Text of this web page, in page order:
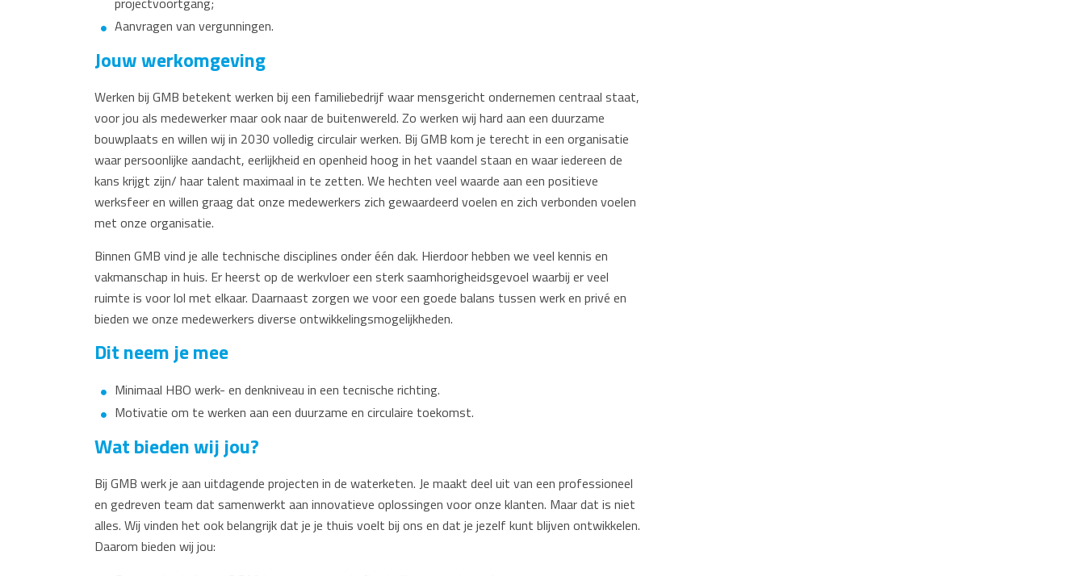
Aanvragen van vergunningen.
Jouw werkomgeving
Werken bij GMB betekent werken bij een familiebedrijf waar mensgericht ondernemen centraal staat,
voor jou als medewerker maar ook naar de buitenwereld. Zo werken wij hard aan een duurzame
bouwplaats en willen wij in 2030 volledig circulair werken. Bij GMB kom je terecht in een organisatie
waar persoonlijke aandacht, eerlijkheid en openheid hoog in het vaandel staan en waar iedereen de
kans krijgt zijn/ haar talent maximaal in te zetten. We hechten veel waarde aan een positieve
werksfeer en willen graag dat onze medewerkers zich gewaardeerd voelen en zich verbonden voelen
met onze organisatie.
Binnen GMB vind je alle technische disciplines onder één dak. Hierdoor hebben we veel kennis en
vakmanschap in huis. Er heerst op de werkvloer een sterk saamhorigheidsgevoel waarbij er veel
ruimte is voor lol met elkaar. Daarnaast zorgen we voor een goede balans tussen werk en privé en
bieden we onze medewerkers diverse ontwikkelingsmogelijkheden.
Dit neem je mee
Minimaal HBO werk- en denkniveau in een tecnische richting.
Motivatie om te werken aan een duurzame en circulaire toekomst.
Wat bieden wij jou?
Bij GMB werk je aan uitdagende projecten in de waterketen. Je maakt deel uit van een professioneel
en gedreven team dat samenwerkt aan innovatieve oplossingen voor onze klanten. Maar dat is niet
alles. Wij vinden het ook belangrijk dat je je thuis voelt bij ons en dat je jezelf kunt blijven ontwikkelen.
Daarom bieden wij jou: